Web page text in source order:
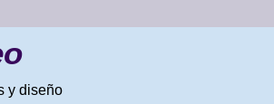
y diseño